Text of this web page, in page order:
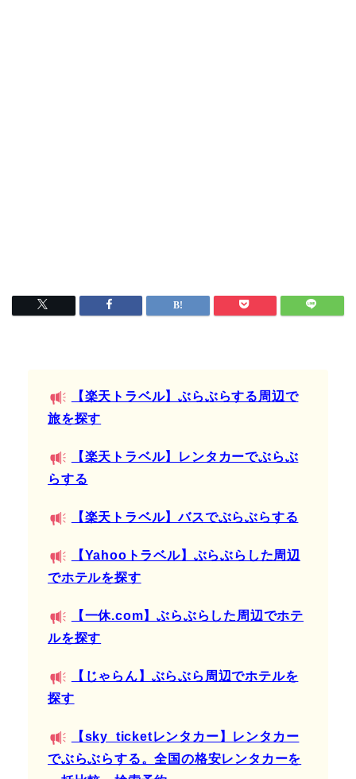
【楽天トラベル】ぶらぶらする周辺で
旅を探す
【楽天トラベル】レンタカーでぶらぶ
らする
【楽天トラベル】バスでぶらぶらする
【Yahooトラベル】ぶらぶらした周辺
でホテルを探す
【一休.com】ぶらぶらした周辺でホテ
ルを探す
【じゃらん】ぶらぶら周辺でホテルを
探す
【sky_ticketレンタカー】レンタカー
でぶらぶらする。全国の格安レンタカーを